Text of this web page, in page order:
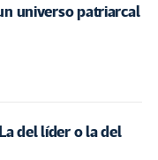
universo patriarcal
del líder o la del